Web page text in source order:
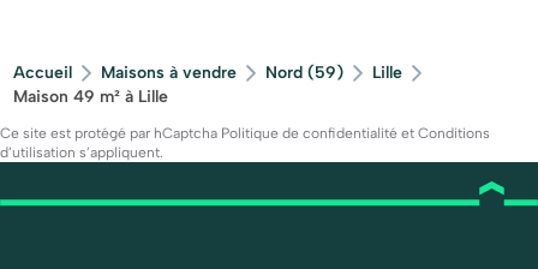
Accueil Maisons à vendre Nord (59)
Lille
Maison 49 m² à Lille
Ce site est protégé par hCaptcha Politique de confidentialité et Conditions
d’utilisation s’appliquent.